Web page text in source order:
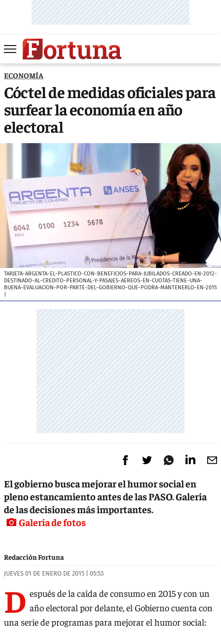
ECONOMÍA
Cóctel de medidas oficiales para
surfear la economía en año
electoral
TARJETA-ARGENTA-EL-PLASTICO-CON-BENEFICIOS-PARA-JUBILADOS-CREADO-EN-2012-
DESTINADO-AL-CREDITO-PERSONAL-Y-PASAJES-AEREOS-EN-CUOTAS-TIENE-UNA-
BUENA-EVALUACION-POR-PARTE-DEL-GOBIERNO-QUE-PODRA-MANTENERLO-EN-2015
El gobierno busca mejorar el humor social en
pleno estancamiento antes de las PASO. Galería
de las decisiones más importantes.
Galería de fotos
Redacción Fortuna
JUEVES 01 DE ENERO DE 2015 | 05:53
D espués de la caída de consumo en 2015 y con un
año electoral por delante, el Gobierno cuenta con
una serie de programas para mejorar el humor social: